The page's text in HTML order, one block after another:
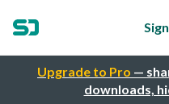
Upgrade to Pro —
downloads,